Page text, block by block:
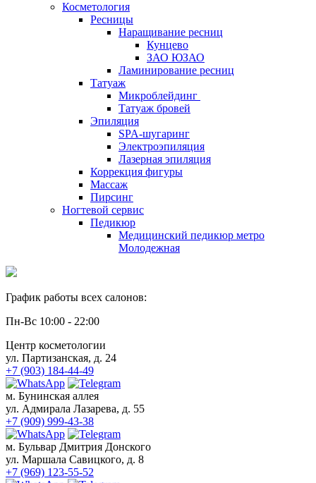
Косметология
Ресницы
Наращивание ресниц
Кунцево
ЗАО ЮЗАО
Ламинирование ресниц
Татуаж
Микроблейдинг
Татуаж бровей
Эпиляция
SPA-шугаринг
Электроэпиляция
Лазерная эпиляция
Коррекция фигуры
Массаж
Пирсинг
Ногтевой сервис
Педикюр
Медицинский педикюр метро
Молодежная
График работы всех салонов:
Пн-Вс 10:00 - 22:00
Центр косметологии
ул. Партизанская, д. 24
+7 (903) 184-44-49
м. Бунинская аллея
ул. Адмирала Лазарева, д. 55
+7 (909) 999-43-38
м. Бульвар Дмитрия Донского
ул. Маршала Савицкого, д. 8
+7 (969) 123-55-52